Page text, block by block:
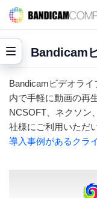
Bandicam
Bandicamビデオラ
内で手軽に動画の再
NCSOFT、ネクソン
社様にご利用いただ
導入事例があるクラ